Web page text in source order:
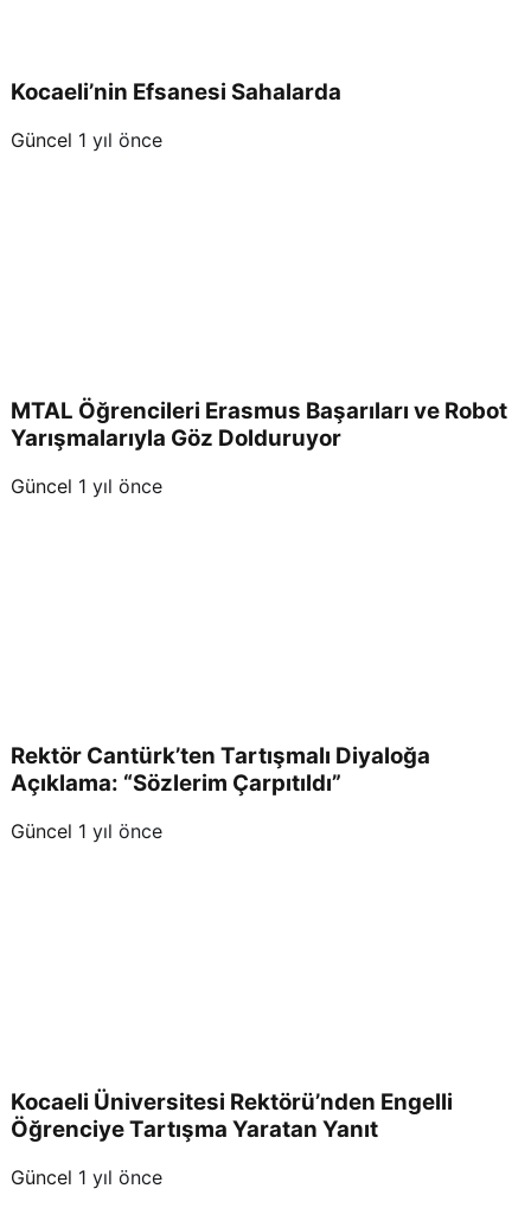
Kocaeli’nin Efsanesi Sahalarda
Güncel 1 yıl önce
MTAL Öğrencileri Erasmus Başarıları ve Robot
Yarışmalarıyla Göz Dolduruyor
Güncel 1 yıl önce
Rektör Cantürk’ten Tartışmalı Diyaloğa
Açıklama: “Sözlerim Çarpıtıldı”
Güncel 1 yıl önce
Kocaeli Üniversitesi Rektörü’nden Engelli
Öğrenciye Tartışma Yaratan Yanıt
Güncel 1 yıl önce